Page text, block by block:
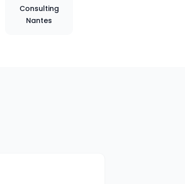
Consulting
Nantes